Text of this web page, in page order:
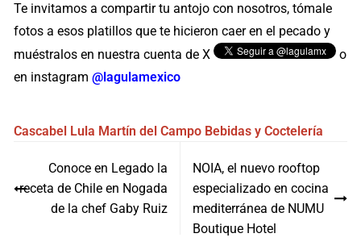
Te invitamos a compartir tu antojo con nosotros, tómale
fotos a esos platillos que te hicieron caer en el pecado y
muéstralos en nuestra cuenta de X
o
en instagram@lagulamexico
Cascabel Lula Martín del Campo Bebidas y Coctelería
entradas
Conoce en Legado la
receta de Chile en Nogada
de la chef Gaby Ruiz
NOIA, el nuevo rooftop
especializado en cocina
mediterránea de NUMU
Boutique Hotel